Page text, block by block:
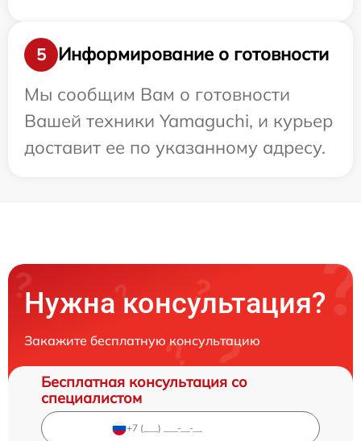
5
Информирование о готовности
Мы сообщим Вам о готовности
Вашей техники Yamaguchi, и курьер
доставит ее по указанному адресу.
Нужна консультация?
Закажите бесплатную консультацию
Бесплатная консультация со
специалистом